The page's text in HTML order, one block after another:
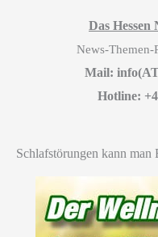
Das
News-Themen-
Mail:
Hotline:
Schlafstörungen kann